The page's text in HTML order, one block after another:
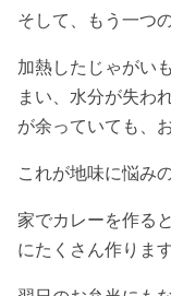
そして、もう一つ
加熱したじゃがい
まい、水分が失わ
が余っていても、
これが地味に悩み
家でカレーを作る
にたくさん作ります